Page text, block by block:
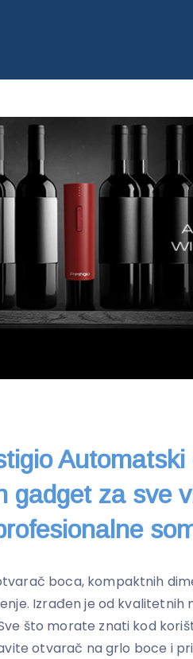
AUTOMATSKI OTVARAČ BOCA,
gadget za sve
boca, kompaktnih
Izrađen je od kvalitetnih
što morate znati kod
otvarač na grlo boce i